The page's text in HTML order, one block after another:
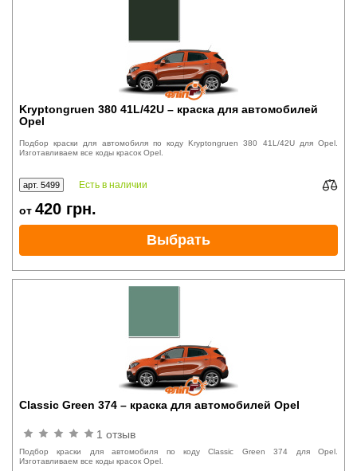
Kryptongruen 380 41L/42U – краска для автомобилей
Opel
Подбор краски для автомобиля по коду Kryptongruen 380 41L/42U для Opel.
Изготавливаем все коды красок Opel.
арт. 5499 Есть в наличии
от 420 грн.
Выбрать
Classic Green 374 – краска для автомобилей Opel
1 отзыв
Подбор краски для автомобиля по коду Classic Green 374 для Opel.
Изготавливаем все коды красок Opel.